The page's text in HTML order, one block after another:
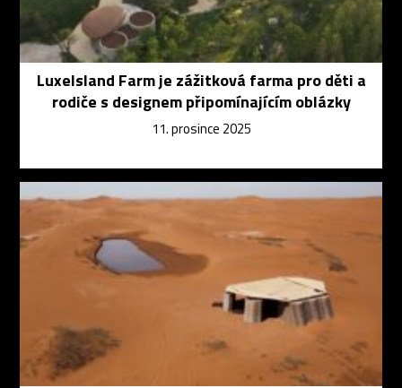
LuxeIsland Farm je zážitková farma pro děti a
rodiče s designem připomínajícím oblázky
11. prosince 2025